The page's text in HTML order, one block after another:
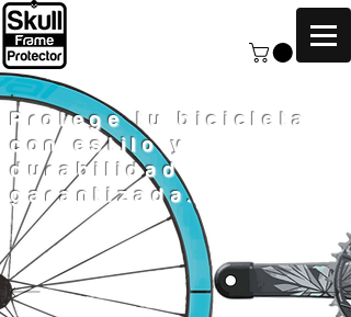
Protege tu bicicleta
con estilo y
durabilidad
garantizada.